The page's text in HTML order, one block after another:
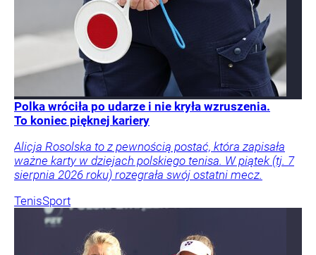
Polka wróciła po udarze i nie kryła wzruszenia.
To koniec pięknej kariery
Alicja Rosolska to z pewnością postać, która zapisała
ważne karty w dziejach polskiego tenisa. W piątek (tj. 7
sierpnia 2026 roku) rozegrała swój ostatni mecz.
TenisSport